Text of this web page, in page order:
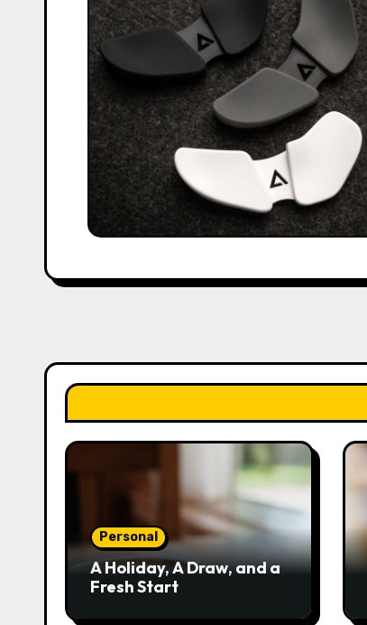
Personal
A Holiday, A Draw, and a
Fresh Start